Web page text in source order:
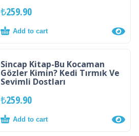
₺259.90
Add to cart
Sincap Kitap-Bu Kocaman
Gözler Kimin? Kedi Tırmık Ve
Sevimli Dostları
₺259.90
Add to cart